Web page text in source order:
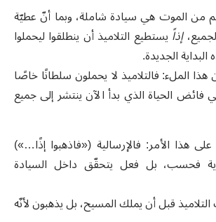
من الموت هي سيادة شاملة، وبما أنّ عطيّة
إذاً يستطيع التلاميذ أن ينطلقوا ليحملوا
الجديدة.
الملء: فالتلاميذ لا يحملون سلطانًا خاصًا
فائض الحياة الذي بدأ الآن ينتشر إلى جميع
هذا الأمر: فالإرسالية («فاذهبوا إذًا…»)
فحسب، بل فعل يتحقّق داخل السيادة
قبل أن يملك المسيح، بل يذهبون لأنّه